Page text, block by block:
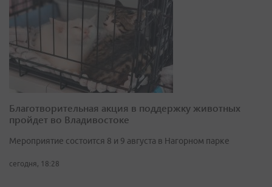
Благотворительная акция в поддержку животных
пройдет во Владивостоке
Мероприятие состоится 8 и 9 августа в Нагорном парке
сегодня, 18:28